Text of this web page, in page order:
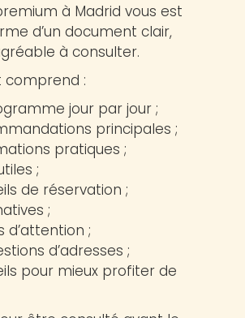
à Madrid vous est
d’un document clair,
à consulter.
comprend :
jour par jour ;
principales ;
pratiques ;
;
de réservation ;
;
d’attention ;
d’adresses ;
pour mieux profiter de